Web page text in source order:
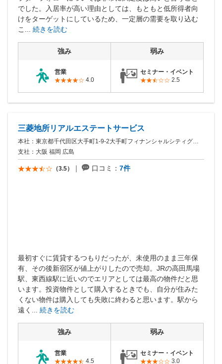
フターフォローについては非常に満足度は高いと言うこと
でした。入居率が高い理由としては、もともと低所得者向
けをターゲットにしているため、一定層の需要を取り込む
営業
セミナー・イベント
支社：大阪 福岡 広島
最初すぐに賃貸するつもりだったが、未使用のまま三年保
有、その後新宿区が値上がりしたので売却。JRの高田馬場
駅、東西線駅に近いのでエリアとしては最高の物件だと思
います。投資物件として購入するときでも、自分が住みた
くない物件は購入しても失敗に終わると思います。駅から
遠く...続きを読む